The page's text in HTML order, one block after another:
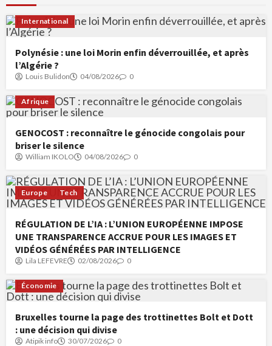
International
Polynésie : une loi Morin enfin déverrouillée, et après
l’Algérie ?
Louis Bulidon 04/08/2026 0
Afrique
GENOCOST : reconnaître le génocide congolais pour
briser le silence
William IKOLO 04/08/2026 0
Europe Tech
RÉGULATION DE L’IA : L’UNION EUROPÉENNE IMPOSE
UNE TRANSPARENCE ACCRUE POUR LES IMAGES ET
VIDÉOS GÉNÉRÉES PAR INTELLIGENCE
Lila LEFEVRE 02/08/2026 0
Économie
Bruxelles tourne la page des trottinettes Bolt et Dott
: une décision qui divise
Atipik info 30/07/2026 0